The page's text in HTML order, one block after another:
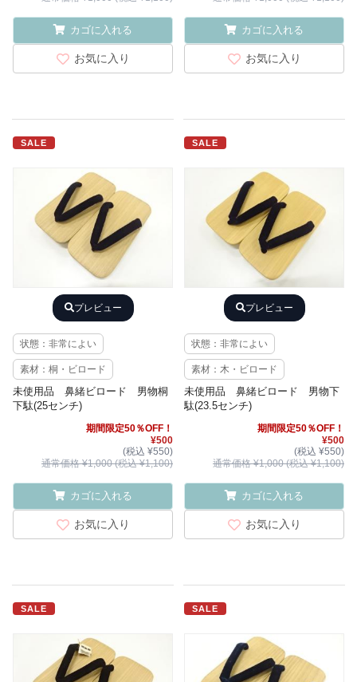
カゴに入れる
お気に入り
カゴに入れる
お気に入り
SALE
プレビュー
状態：非常によい
素材：桐・ビロード
未使用品 鼻緒ビロード 男物桐
下駄(25センチ)
期間限定50％OFF！
¥500
(税込 ¥550)
通常価格 ¥1,000 (税込 ¥1,100)
カゴに入れる
お気に入り
SALE
プレビュー
状態：非常によい
素材：木・ビロード
未使用品 鼻緒ビロード 男物下
駄(23.5センチ)
期間限定50％OFF！
¥500
(税込 ¥550)
通常価格 ¥1,000 (税込 ¥1,100)
カゴに入れる
お気に入り
SALE SALE